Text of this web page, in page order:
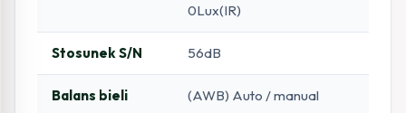
0Lux(IR)
Stosunek S/N 56dB
Balans bieli (AWB) Auto / manual